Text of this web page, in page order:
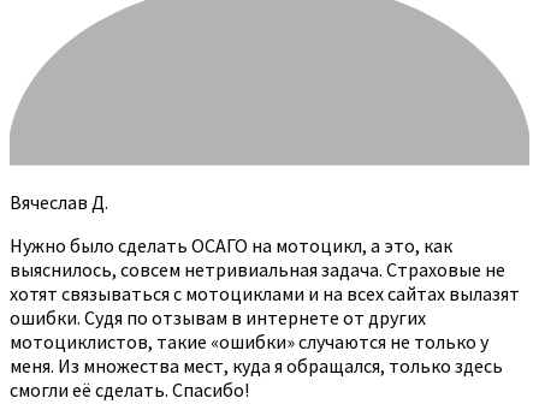
Вячеслав Д.
Нужно было сделать ОСАГО на мотоцикл, а это, как
выяснилось, совсем нетривиальная задача. Страховые не
хотят связываться с мотоциклами и на всех сайтах вылазят
ошибки. Судя по отзывам в интернете от других
мотоциклистов, такие «ошибки» случаются не только у
меня. Из множества мест, куда я обращался, только здесь
смогли её сделать. Спасибо!